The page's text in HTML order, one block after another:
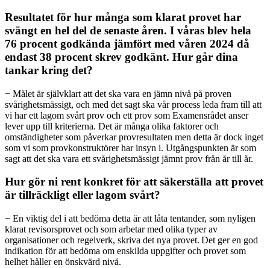
Resultatet för hur många som klarat provet har
svängt en hel del de senaste åren. I våras blev hela
76 procent godkända jämfört med våren 2024 då
endast 38 procent skrev godkänt. Hur går dina
tankar kring det?
− Målet är självklart att det ska vara en jämn nivå på proven
svårighetsmässigt, och med det sagt ska vår process leda fram till att
vi har ett lagom svårt prov och ett prov som Examensrådet anser
lever upp till kriterierna. Det är många olika faktorer och
omständigheter som påverkar provresultaten men detta är dock inget
som vi som provkonstruktörer har insyn i. Utgångspunkten är som
sagt att det ska vara ett svårighetsmässigt jämnt prov från år till år.
Hur gör ni rent konkret för att säkerställa att provet
är tillräckligt eller lagom svårt?
− En viktig del i att bedöma detta är att låta tentander, som nyligen
klarat revisorsprovet och som arbetar med olika typer av
organisationer och regelverk, skriva det nya provet. Det ger en god
indikation för att bedöma om enskilda uppgifter och provet som
helhet håller en önskvärd nivå.